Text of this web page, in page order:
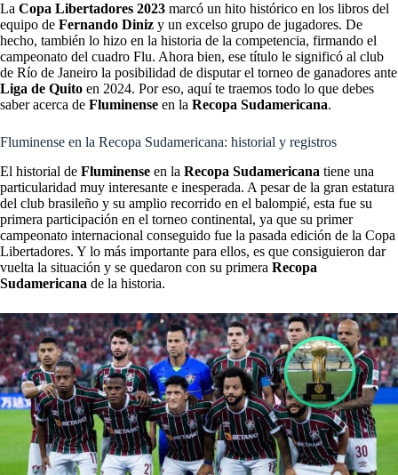
La Copa Libertadores 2023 marcó un hito histórico en los libros del
equipo de Fernando Diniz y un excelso grupo de jugadores. De
hecho, también lo hizo en la historia de la competencia, firmando el
campeonato del cuadro Flu. Ahora bien, ese título le significó al club
de Río de Janeiro la posibilidad de disputar el torneo de ganadores ante
Liga de Quito en 2024. Por eso, aquí te traemos todo lo que debes
saber acerca de Fluminense en la Recopa Sudamericana.
Fluminense en la Recopa Sudamericana: historial y registros
El historial de Fluminense en la Recopa Sudamericana tiene una
particularidad muy interesante e inesperada. A pesar de la gran estatura
del club brasileño y su amplio recorrido en el balompié, esta fue su
primera participación en el torneo continental, ya que su primer
campeonato internacional conseguido fue la pasada edición de la Copa
Libertadores. Y lo más importante para ellos, es que consiguieron dar
vuelta la situación y se quedaron con su primera Recopa
Sudamericana de la historia.